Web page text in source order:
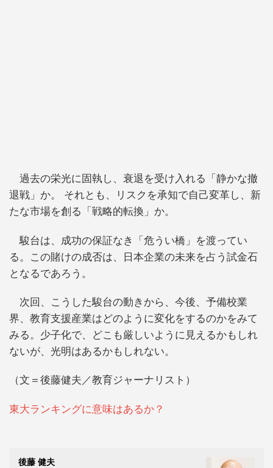
過去の栄光に固執し、衰退を受け入れる「静かな撤
退戦」か。 それとも、リスクを承知で自己変革し、新
たな市場を創る「戦略的転換」か。
駿台は、成功の保証なき「危うい橋」を渡ってい
る。この賭けの成否は、日本企業の未来を占う試金石
となるであろう。
次回、こうした駿台の動きから、今後、予備校業
界、教育支援産業はどのように変化をするのかをみて
みる。少子化で、どこも厳しいように見えるかもしれ
ないが、光明はあるかもしれない。
（文＝後藤健夫／教育ジャーナリスト）
東大ランキングに意味はあるか？
後藤 健夫